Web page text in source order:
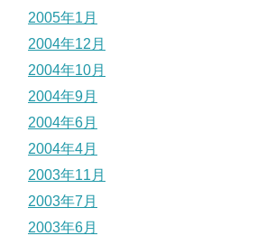
2005年1月
2004年12月
2004年10月
2004年9月
2004年6月
2004年4月
2003年11月
2003年7月
2003年6月